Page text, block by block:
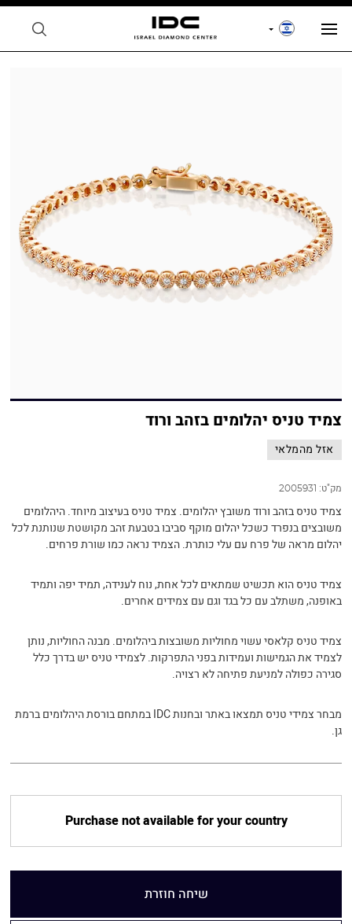
צמיד טניס יהלומים בזהב ורוד
אזל מהמלאי
מק"ט: 2005931
צמיד טניס בזהב ורוד משובץ יהלומים. צמיד טניס בעיצוב מיוחד. היהלומים
משובצים בנפרד כשכל יהלום מוקף סביבו בטבעת זהב מקושטת שנותנת לכל
יהלום מראה של פרח עם עלי כותרת. הצמיד נראה כמו שורת פרחים.
צמיד טניס הוא תכשיט שמתאים לכל אחת, נוח לענידה, תמיד יפה ותמיד
באופנה, משתלב עם כל בגד וגם עם צמידים אחרים.
צמיד טניס קלאסי עשוי מחוליות משובצות ביהלומים. מבנה החוליות, נותן
לצמיד את הגמישות ועמידות בפני התפרקות. לצמידי טניס יש בדרך כלל
סגירה כפולה למניעת פתיחה לא רצויה.
מבחר צמידי טניס תמצאו באתר ובחנות IDC במתחם בורסת היהלומים ברמת
גן.
Purchase not available for your country
שיחה חוזרת